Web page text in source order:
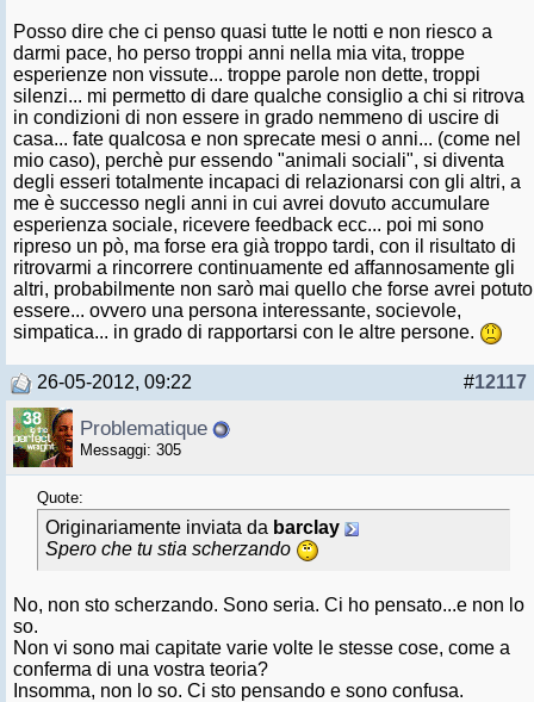
Posso dire che ci penso quasi tutte le notti e non riesco a
darmi pace, ho perso troppi anni nella mia vita, troppe
esperienze non vissute... troppe parole non dette, troppi
silenzi... mi permetto di dare qualche consiglio a chi si ritrova
in condizioni di non essere in grado nemmeno di uscire di
casa... fate qualcosa e non sprecate mesi o anni... (come nel
mio caso), perchè pur essendo "animali sociali", si diventa
degli esseri totalmente incapaci di relazionarsi con gli altri, a
me è successo negli anni in cui avrei dovuto accumulare
esperienza sociale, ricevere feedback ecc... poi mi sono
ripreso un pò, ma forse era già troppo tardi, con il risultato di
ritrovarmi a rincorrere continuamente ed affannosamente gli
altri, probabilmente non sarò mai quello che forse avrei potuto
essere... ovvero una persona interessante, socievole,
simpatica... in grado di rapportarsi con le altre persone.
#12117
26-05-2012, 09:22
Problematique
Messaggi: 305
Quote:
Originariamente inviata da barclay
Spero che tu stia scherzando
No, non sto scherzando. Sono seria. Ci ho pensato...e non lo
so.
Non vi sono mai capitate varie volte le stesse cose, come a
conferma di una vostra teoria?
Insomma, non lo so. Ci sto pensando e sono confusa.